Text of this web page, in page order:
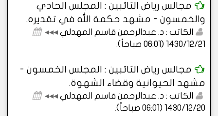
مجالس رياض التائبين : المجلس الحادي
والخمسون - مشهد حكمة الله في تقديره.
الكاتب : د. عبدالرحمن قاسم المهدلي ◂◂◂
1430/12/21 (06:01 صباحاً)
.
مجالس رياض التائبين : المجلس الخمسون -
مشهد الحيوانية وقضاء الشهوة.
الكاتب : د. عبدالرحمن قاسم المهدلي ◂◂◂
1430/12/20 (06:01 صباحاً)
.